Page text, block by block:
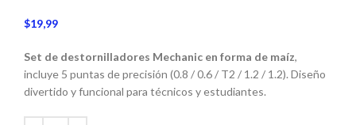
$19,99
Set de destornilladores Mechanic en forma de maíz,
incluye 5 puntas de precisión (0.8 / 0.6 / T2 / 1.2 / 1.2). Diseño
divertido y funcional para técnicos y estudiantes.